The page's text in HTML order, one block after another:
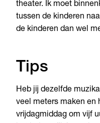
theater. Ik moet
tussen de kinderen
de kinderen dan wel
Tips
Heb jij dezelfde
veel meters maken en
vrijdagmiddag om vijf